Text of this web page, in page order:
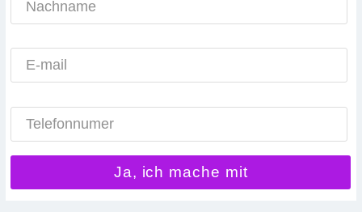
Ja, ich mache mit